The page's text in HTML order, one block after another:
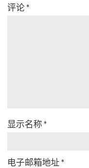
评论*
显示名称 *
电子邮箱地址 *